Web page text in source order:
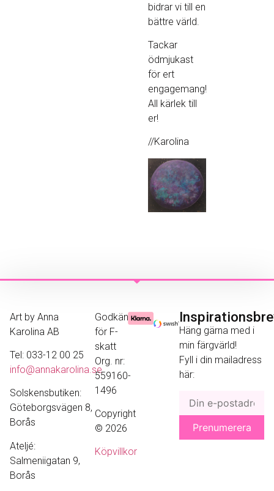
bidrar vi till en
bättre värld.
Tackar
ödmjukast
för ert
engagemang!
All kärlek till
er!
//Karolina
Art by Anna
Karolina AB
Tel: 033-12 00 25
info@annakarolina.se
Solskensbutiken:
Göteborgsvägen 8,
Borås
Ateljé:
Salmeniigatan 9,
Borås
Godkänd
för F-
skatt
Org. nr:
559160-
1496
Copyright
© 2026
Köpvillkor
Häng gärna med i
min färgvärld!
Fyll i din mailadress
här: